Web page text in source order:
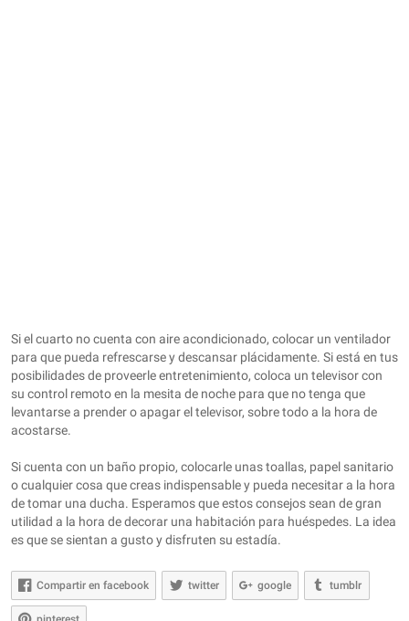
Si el cuarto no cuenta con aire acondicionado, colocar un ventilador
para que pueda refrescarse y descansar plácidamente. Si está en tus
posibilidades de proveerle entretenimiento, coloca un televisor con
su control remoto en la mesita de noche para que no tenga que
levantarse a prender o apagar el televisor, sobre todo a la hora de
acostarse.
Si cuenta con un baño propio, colocarle unas toallas, papel sanitario
o cualquier cosa que creas indispensable y pueda necesitar a la hora
de tomar una ducha. Esperamos que estos consejos sean de gran
utilidad a la hora de decorar una habitación para huéspedes. La idea
es que se sientan a gusto y disfruten su estadía.
Compartir en facebook twitter google tumblr